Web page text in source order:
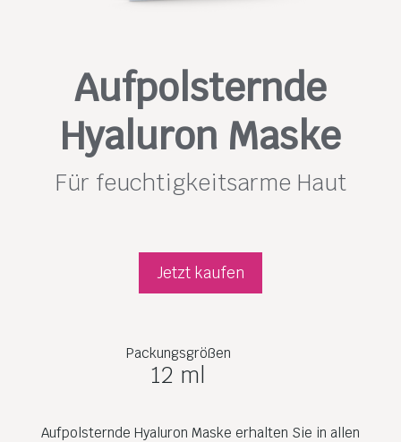
Aufpolsternde
Hyaluron Maske
Für feuchtigkeitsarme Haut
Jetzt kaufen
Packungsgrößen
12 ml
Aufpolsternde Hyaluron Maske erhalten Sie in allen